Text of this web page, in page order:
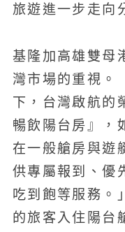
旅遊進一步走向
基隆加高雄雙母
灣市場的重視。
下，台灣啟航的
暢飲陽台房』，
在一般艙房與遊
供專屬報到、優
吃到飽等服務。
的旅客入住陽台